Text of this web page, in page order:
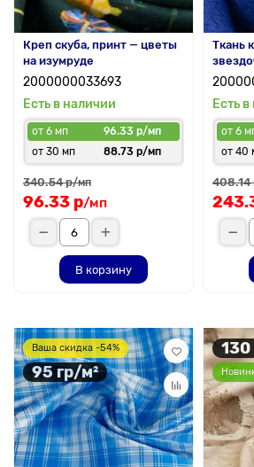
Креп скуба, принт — цветы
на изумруде
2000000033693
Есть в наличии
от 6 мп
96.33 р/мп
от 30 мп
88.73 р/мп
340.54 р/мп
96.33 р/мп
В корзину
Ткань
Есть
от 6
от 40
408.14
Ваша скидка -54%
95 гр/м²
130